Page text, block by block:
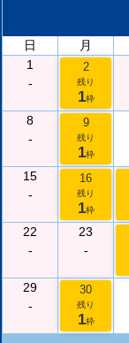
日
月
1
-
2
残り
1枠
8
-
9
残り
1枠
15
-
16
残り
1枠
22
-
23
-
29
-
30
残り
1枠